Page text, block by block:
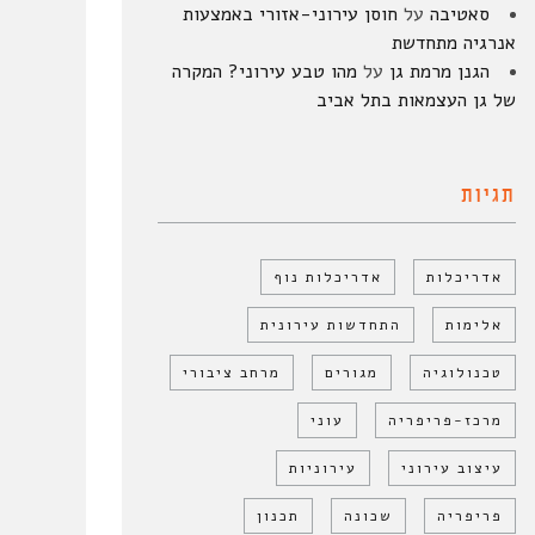
סאטיבה על חוסן עירוני-אזורי באמצעות
אנרגיה מתחדשת
הגנן מרמת גן על מהו טבע עירוני? המקרה
של גן העצמאות בתל אביב
תגיות
אדריכלות אדריכלות נוף
אלימות התחדשות עירונית
טכנולוגיה מגורים מרחב ציבורי
מרכז-פריפריה עוני
עיצוב עירוני עירוניות
פריפריה שכונה תכנון